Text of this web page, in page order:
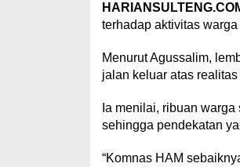
terhadap aktivitas
Menurut Agussalim,
jalan keluar atas
Ia menilai, ribuan
sehingga pendekatan
“Komnas HAM